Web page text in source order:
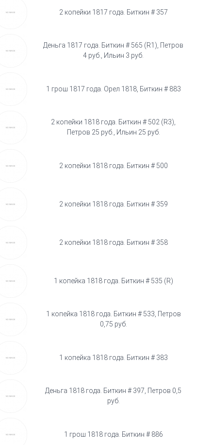
2 копейки 1817 года. Биткин # 357
Деньга 1817 года. Биткин # 565 (R1), Петров
4 руб., Ильин 3 руб.
1 грош 1817 года. Орел 1818, Биткин # 883
2 копейки 1818 года. Биткин # 502 (R3),
Петров 25 руб., Ильин 25 руб.
2 копейки 1818 года. Биткин # 500
2 копейки 1818 года. Биткин # 359
2 копейки 1818 года. Биткин # 358
1 копейка 1818 года. Биткин # 535 (R)
1 копейка 1818 года. Биткин # 533, Петров
0,75 руб.
1 копейка 1818 года. Биткин # 383
Деньга 1818 года. Биткин # 397, Петров 0,5
руб.
1 грош 1818 года. Биткин # 886